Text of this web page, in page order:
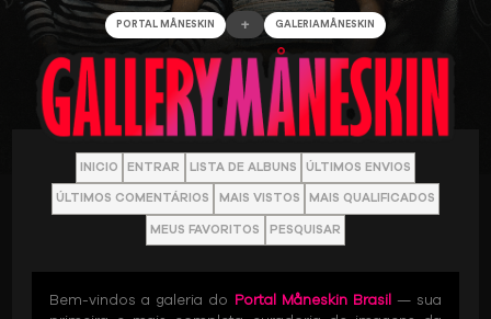
PORTAL MÅNESKIN + GALERIAMÅNESKIN
INICIO ENTRAR LISTA DE ALBUNS
ÚLTIMOS ENVIOS
ÚLTIMOS COMENTÁRIOS
MAIS VISTOS MAIS QUALIFICADOS
MEUS FAVORITOS
PESQUISAR
Bem-vindos a galeria do Portal Måneskin Brasil— sua